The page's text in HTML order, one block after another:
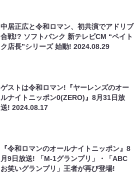
中居正広と令和ロマン、初共演でアドリブ
合戦!? ソフトバンク 新テレビCM “ペイト
ク店長”シリーズ 始動!2024.08.29
ゲストは令和ロマン!『ヤーレンズのオー
ルナイトニッポン0(ZERO)』8月31日放
送!2024.08.17
『令和ロマンのオールナイトニッポン』8
月9日放送! 「M-1グランプリ」・「ABC
お笑いグランプリ」王者が再び登場!